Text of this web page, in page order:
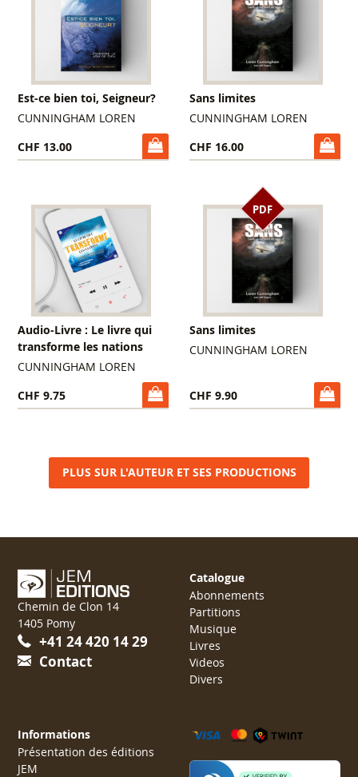
Est-ce bien toi, Seigneur?
CUNNINGHAM LOREN
CHF 13.00
Sans limites
CUNNINGHAM LOREN
CHF 16.00
Audio-Livre : Le livre qui
transforme les nations
CUNNINGHAM LOREN
CHF 9.75
PDF
Sans limites
CUNNINGHAM LOREN
CHF 9.90
PLUS SUR L'AUTEUR ET SES PRODUCTIONS
Chemin de Clon 14
1405 Pomy
+41 24 420 14 29
Contact
Catalogue
Abonnements
Partitions
Musique
Livres
Videos
Divers
Informations
Présentation des éditions
JEM